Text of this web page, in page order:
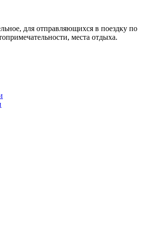
для отправляющихся в поездку по
места отдыха.